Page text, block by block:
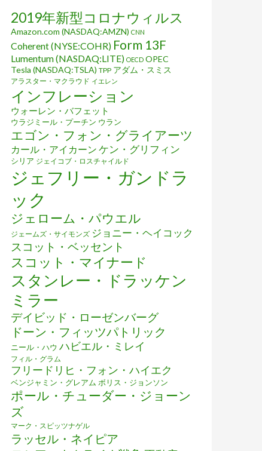
2019年新型コロナウィルス
Amazon.com (NASDAQ:AMZN) CNN
Coherent (NYSE:COHR) Form 13F
Lumentum (NASDAQ:LITE) OECD OPEC
Tesla (NASDAQ:TSLA) TPP アダム・スミス
アラスター・マクラウド イエレン
インフレーション
ウォーレン・バフェット
ウラジミール・プーチン ウラン
エゴン・フォン・グライアーツ
カール・アイカーン ケン・グリフィン
シリア ジェイコブ・ロスチャイルド
ジェフリー・ガンドラ
ック
ジェローム・パウエル
ジェームズ・サイモンズ ジョニー・ヘイコック
スコット・ベッセント
スコット・マイナード
スタンレー・ドラッケン
ミラー
デイビッド・ローゼンバーグ
ドーン・フィッツパトリック
ニール・ハウ ハビエル・ミレイ
フィル・グラム
フリードリヒ・フォン・ハイエク
ベンジャミン・グレアム ボリス・ジョンソン
ポール・チューダー・ジョーン
ズ
マーク・スピッツナゲル
ラッセル・ネイピア